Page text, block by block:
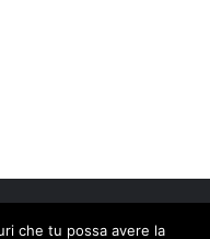
che tu possa avere la